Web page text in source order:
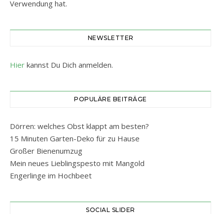
Verwendung hat.
NEWSLETTER
Hier kannst Du Dich anmelden.
POPULÄRE BEITRÄGE
Dörren: welches Obst klappt am besten?
15 Minuten Garten-Deko für zu Hause
Großer Bienenumzug
Mein neues Lieblingspesto mit Mangold
Engerlinge im Hochbeet
SOCIAL SLIDER